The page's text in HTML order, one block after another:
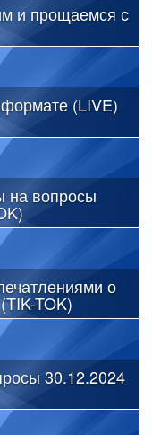
и прощаемся с
(LIVE)
на вопросы
о
TOK)
30.12.2024